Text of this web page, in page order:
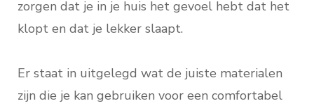
zorgen dat je in je huis het gevoel hebt dat het
klopt en dat je lekker slaapt.
Er staat in uitgelegd wat de juiste materialen
zijn die je kan gebruiken voor een comfortabel